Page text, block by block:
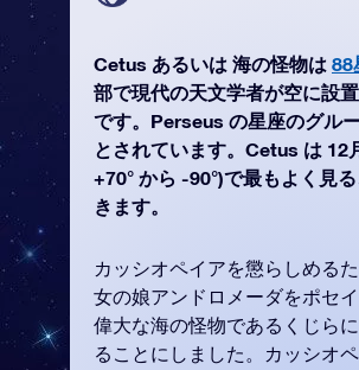
Cetus あるいは 海の怪物は 88
部で現代の天文学者が空に設
です。Perseus の星座のグル
とされています。Cetus は 12
+70° から -90°)で最もよく見
きます。
カッシオペイアを懲らしめる
女の娘アンドロメーダをポセ
偉大な海の怪物であるくじら
ることにしました。カッシオ